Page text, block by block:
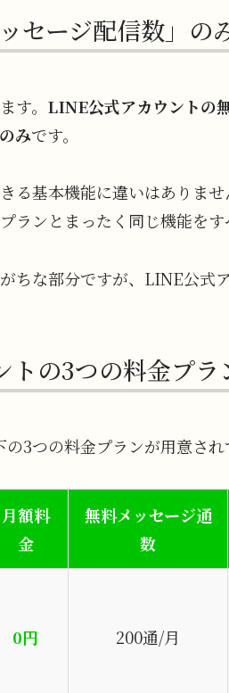
セージ配信数」の
す。 LINE公式アカウントの
みです。
る基本機能に違いはありま
ランとまったく同じ機能をす
ちな部分ですが、LINE公式
の3つの料金プラ
3つの料金プランが用意され
月額料
金
無料メッセージ通
数
0円 200通/月